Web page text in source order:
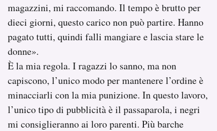
magazzini, mi raccomando. Il tempo è brutto per
dieci giorni, questo carico non può partire. Hanno
pagato tutti, quindi falli mangiare e lascia stare le
donne».
È la mia regola. I ragazzi lo sanno, ma non
capiscono, l’unico modo per mantenere l’ordine è
minacciarli con la mia punizione. In questo lavoro,
l’unico tipo di pubblicità è il passaparola, i negri
mi consiglieranno ai loro parenti. Più barche